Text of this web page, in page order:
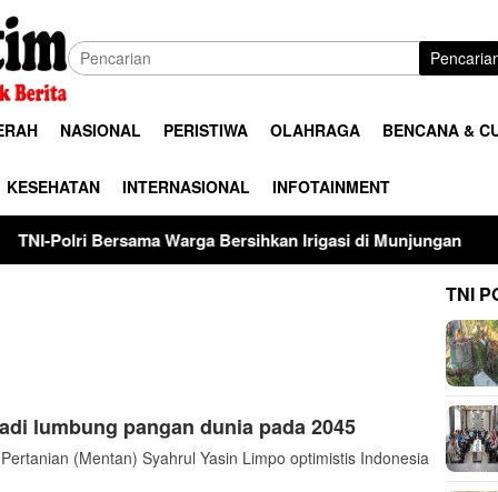
NASIONAL PERISTIWA OLAHRAGA BENCANA &
KESEHATAN INTERNASIONAL INFOTAINMENT
Warga Bersihkan Irigasi di Munjungan
lumbung pangan dunia pada 2045
(Mentan) Syahrul Yasin Limpo optimistis Indonesia
TNI